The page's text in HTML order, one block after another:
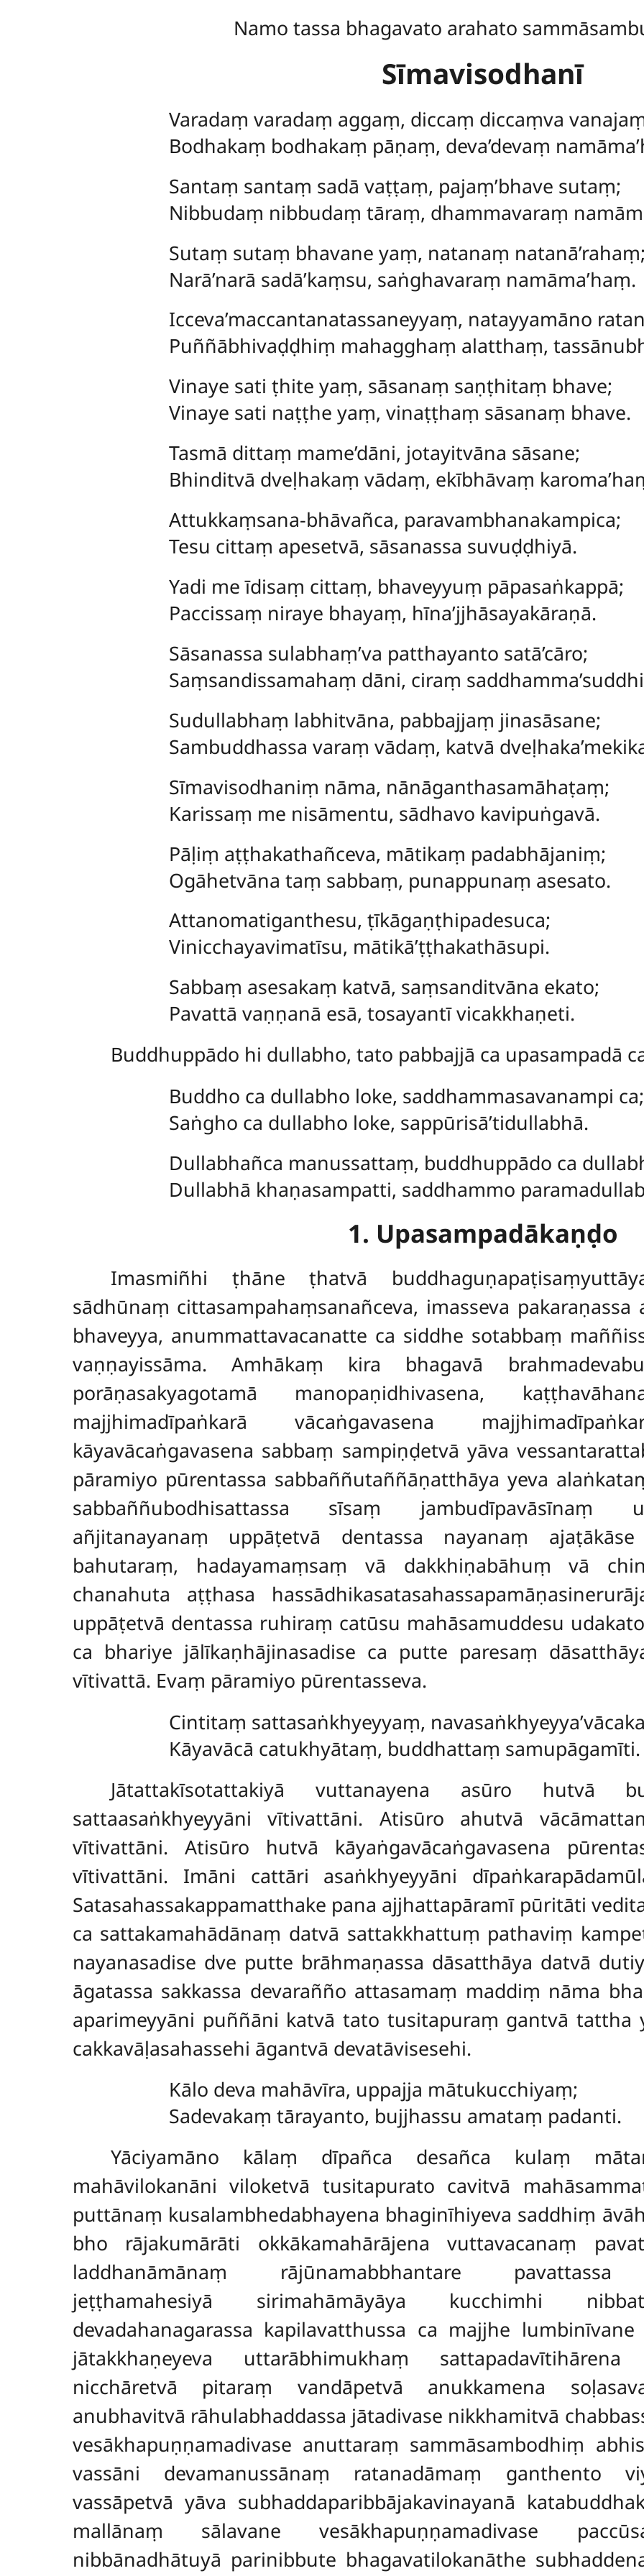
Namo tassa bhagavato arahato
Sīmavisodhanī
Varadaṃ varadaṃ aggaṃ, diccaṃ diccaṃva
Bodhakaṃ bodhakaṃ pāṇaṃ, deva’devaṃ
Santaṃ santaṃ sadā vaṭṭaṃ, pajaṃ’bhave sutaṃ;
Nibbudaṃ nibbudaṃ tāraṃ, dhammavaraṃ
Sutaṃ sutaṃ bhavane yaṃ, natanaṃ natanā’rahaṃ;
Narā’narā sadā’kaṃsu, saṅghavaraṃ namāma’haṃ.
Icceva’maccantanatassaneyyaṃ, natayyamāno
Puññābhivaḍḍhiṃ mahagghaṃ alatthaṃ,
Vinaye sati ṭhite yaṃ, sāsanaṃ saṇṭhitaṃ bhave;
Vinaye sati naṭṭhe yaṃ, vinaṭṭhaṃ sāsanaṃ bhave.
Tasmā dittaṃ mame’dāni, jotayitvāna sāsane;
Bhinditvā dveḷhakaṃ vādaṃ, ekībhāvaṃ
Attukkaṃsana-bhāvañca, paravambhanakampica;
Tesu cittaṃ apesetvā, sāsanassa suvuḍḍhiyā.
Yadi me īdisaṃ cittaṃ, bhaveyyuṃ pāpasaṅkappā;
Paccissaṃ niraye bhayaṃ, hīna’jjhāsayakāraṇā.
Sāsanassa sulabhaṃ’va patthayanto satā’cāro;
Saṃsandissamahaṃ dāni, ciraṃ
Sudullabhaṃ labhitvāna, pabbajjaṃ jinasāsane;
Sambuddhassa varaṃ vādaṃ, katvā
Sīmavisodhaniṃ nāma, nānāganthasamāhaṭaṃ;
Karissaṃ me nisāmentu, sādhavo kavipuṅgavā.
Pāḷiṃ aṭṭhakathañceva, mātikaṃ padabhājaniṃ;
Ogāhetvāna taṃ sabbaṃ, punappunaṃ asesato.
Attanomatiganthesu, ṭīkāgaṇṭhipadesuca;
Vinicchayavimatīsu, mātikā’ṭṭhakathāsupi.
Sabbaṃ asesakaṃ katvā, saṃsanditvāna ekato;
Pavattā vaṇṇanā esā, tosayantī vicakkhaṇeti.
Buddhuppādo hi dullabho, tato pabbajjā ca upasampadā
Buddho ca dullabho loke, saddhammasavanampi ca;
Saṅgho ca dullabho loke, sappūrisā’tidullabhā.
Dullabhañca manussattaṃ, buddhuppādo ca
Dullabhā khaṇasampatti, saddhammo
1. Upasampadākaṇḍo
Imasmiñhi ṭhāne ṭhatvā
sādhūnaṃ cittasampahaṃsanañceva, imasseva
bhaveyya, anummattavacanatte ca siddhe sotabbaṃ
vaṇṇayissāma. Amhākaṃ kira bhagavā
porāṇasakyagotamā manopaṇidhivasena,
majjhimadīpaṅkarā vācaṅgavasena
kāyavācaṅgavasena sabbaṃ sampiṇḍetvā yāva
pāramiyo pūrentassa sabbaññutaññāṇatthāya yeva
sabbaññubodhisattassa sīsaṃ jambudīpavāsīnaṃ
añjitanayanaṃ uppāṭetvā dentassa nayanaṃ
bahutaraṃ, hadayamaṃsaṃ vā dakkhiṇabāhuṃvā
chanahuta aṭṭhasa
uppāṭetvā dentassa ruhiraṃ catūsu mahāsamuddesu
ca bhariye jālīkaṇhājinasadise ca putte paresaṃ
vītivattā. Evaṃ pāramiyo pūrentasseva.
Cintitaṃ sattasaṅkhyeyyaṃ,
Kāyavācā catukhyātaṃ, buddhattaṃ samupāgamīti.
Jātattakīsotattakiyā vuttanayena asūro hutvā
sattaasaṅkhyeyyāni vītivattāni. Atisūro ahutvā
vītivattāni. Atisūro hutvā kāyaṅgavācaṅgavasena
vītivattāni. Imāni cattāri asaṅkhyeyyāni
Satasahassakappamatthake pana ajjhattapāramī pūritāti
ca sattakamahādānaṃ datvā sattakkhattuṃ pathaviṃ
nayanasadise dve putte brāhmaṇassa dāsatthāya datvā
āgatassa sakkassa devarañño attasamaṃ maddiṃ nāma
aparimeyyāni puññāni katvā tato tusitapuraṃ gantvā tattha
cakkavāḷasahassehi āgantvā devatāvisesehi.
Kālo deva mahāvīra, uppajja mātukucchiyaṃ;
Sadevakaṃ tārayanto, bujjhassu amataṃ padanti.
Yāciyamāno kālaṃ dīpañca desañca kulaṃ
mahāvilokanāni viloketvā tusitapurato cavitvā
puttānaṃ kusalambhedabhayena bhaginīhiyeva saddhiṃ
bho rājakumārāti okkākamahārājena vuttavacanaṃ
laddhanāmānaṃ rājūnamabbhantare pavattassa
jeṭṭhamahesiyā sirimahāmāyāya kucchimhi
devadahanagarassa kapilavatthussa ca majjhe
jātakkhaṇeyeva uttarābhimukhaṃ
nicchāretvā pitaraṃ vandāpetvā anukkamena
anubhavitvā rāhulabhaddassa jātadivase nikkhamitvā
vesākhapuṇṇamadivase anuttaraṃ sammāsambodhiṃ
vassāni devamanussānaṃ ratanadāmaṃ ganthento
vassāpetvā yāva subhaddaparibbājakavinayanā
mallānaṃ sālavane vesākhapuṇṇamadivase
nibbānadhātuyā parinibbute bhagavatilokanāthe